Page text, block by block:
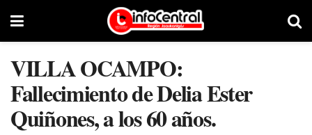
VILLA OCAMPO:
Fallecimiento de Delia Ester
Quiñones, a los 60 años.